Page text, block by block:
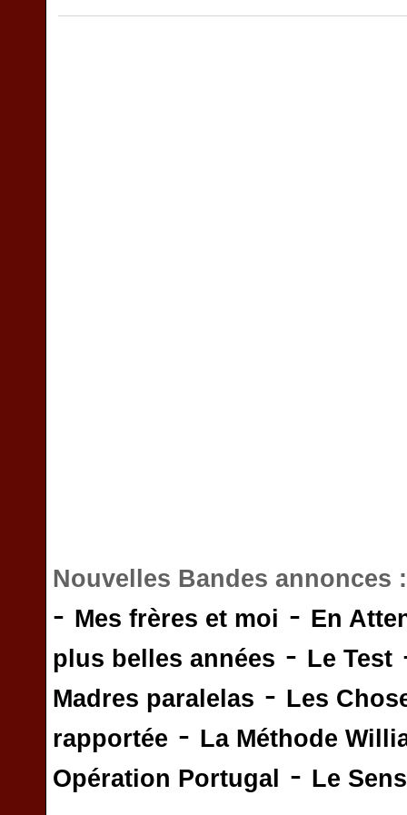
Nouvelles Bandes annonces
- Mes frères et moi - En
plus belles années - Le Test
Madres paralelas - Les
rapportée - La Méthode
Opération Portugal
- Le